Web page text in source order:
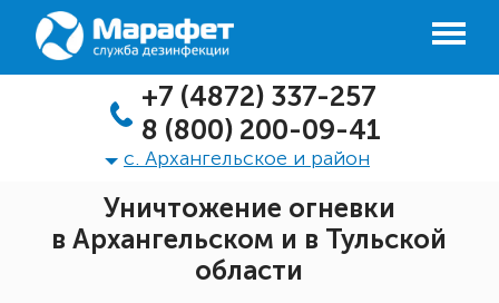
+7 (4872) 337-257
8 (800) 200-09-41
с. Архангельское и район
Уничтожение огневки
в Архангельском и в Тульской
области